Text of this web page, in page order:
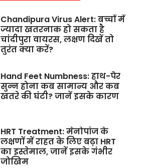
Chandipura Virus Alert: बच्चों में
ज्यादा खतरनाक हो सकता है
चांदीपुरा वायरस, लक्षण दिखें तो
तुरंत क्या करें?
Hand Feet Numbness: हाथ-पैर
सुन्न होना कब सामान्य और कब
खतरे की घंटी? जानें इसके कारण
HRT Treatment: मेनोपॉज के
लक्षणों में राहत के लिए बढ़ा HRT
का इस्तेमाल, जानें इसके गंभीर
जोखिम